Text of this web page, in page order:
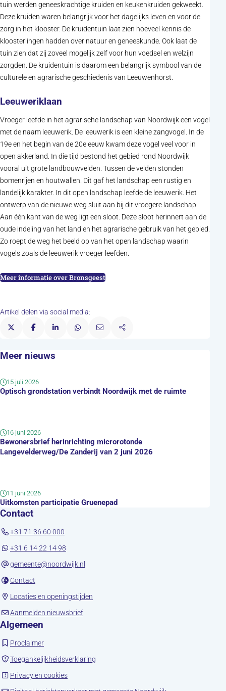
tuin werden geneeskrachtige kruiden en keukenkruiden gekweekt.
Deze kruiden waren belangrijk voor het dagelijks leven en voor de
zorg in het klooster. De kruidentuin laat zien hoeveel kennis de
kloosterlingen hadden over natuur en geneeskunde. Ook laat de
tuin zien dat zij zoveel mogelijk zelf voor hun voedsel en welzijn
zorgden. De kruidentuin is daarom een belangrijk symbool van de
culturele en agrarische geschiedenis van Leeuwenhorst.
Leeuweriklaan
Vroeger leefde in het agrarische landschap van Noordwijk een vogel
met de naam leeuwerik. De leeuwerik is een kleine zangvogel. In de
19e en het begin van de 20e eeuw kwam deze vogel veel voor in
open akkerland. In die tijd bestond het gebied rond Noordwijk
vooral uit grote landbouwvelden. Tussen de velden stonden
bomenrijen en houtwallen. Dit gaf het landschap een rustig en
landelijk karakter. In dit open landschap leefde de leeuwerik. Het
ontwerp van de nieuwe weg sluit aan bij dit vroegere landschap.
Aan één kant van de weg ligt een sloot. Deze sloot herinnert aan de
oude indeling van het land en het agrarische gebruik van het gebied.
Zo roept de weg het beeld op van het open landschap waarin
vogels zoals de leeuwerik vroeger leefden.
Meer informatie over Bronsgeest
Artikel delen via social media:
Meer nieuws
Optisch grondstation verbindt Noordwijk met de ruimte
15 juli 2026
Bewonersbrief herinrichting microrotonde
Langevelderweg/De Zanderij van 2 juni 2026
16 juni 2026
Uitkomsten participatie Gruenepad
11 juni 2026
Contact
+31 71 36 60 000
+31 6 14 22 14 98
gemeente@noordwijk.nl
Contact
Locaties en openingstijden
Aanmelden nieuwsbrief(opent in nieuw tabblad)
Algemeen
Proclaimer(opent in nieuw tabblad)
Toegankelijkheidsverklaring
Privacy en cookies(opent in nieuw tabblad)